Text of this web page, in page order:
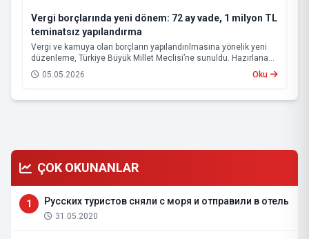
Vergi borçlarında yeni dönem: 72 ay vade, 1 milyon TL
teminatsız yapılandırma
Vergi ve kamuya olan borçların yapılandırılmasına yönelik yeni
düzenleme, Türkiye Büyük Millet Meclisi’ne sunuldu. Hazırlanan
teklif, hem mükelleflerin ödeme yükünü hafifletmeyi hem de
kamu alacaklarının tahsilatını hızlandırmayı hedefliyor.
05.05.2026 Oku
ÇOK OKUNANLAR
1 Русских туристов сняли с моря и отправили в отель
31.05.2020